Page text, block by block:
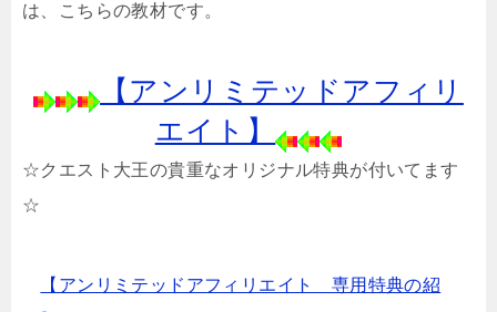
は、こちらの教材です。
【アンリミテッドアフィリ
エイト】
☆クエスト大王の貴重なオリジナル特典が付いてます
☆
【アンリミテッドアフィリエイト 専用特典の紹